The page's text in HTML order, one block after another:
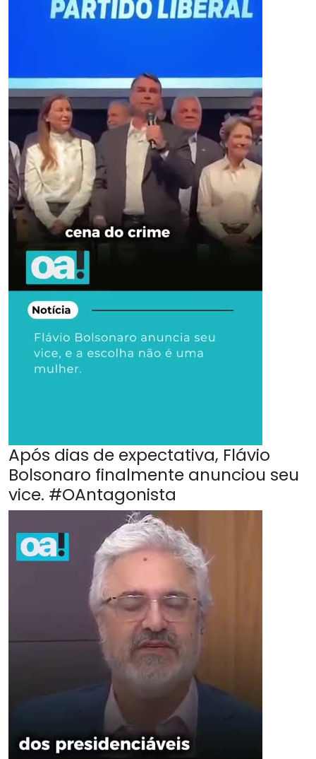
Após dias de expectativa, Flávio
Bolsonaro finalmente anunciou seu
vice. #OAntagonista